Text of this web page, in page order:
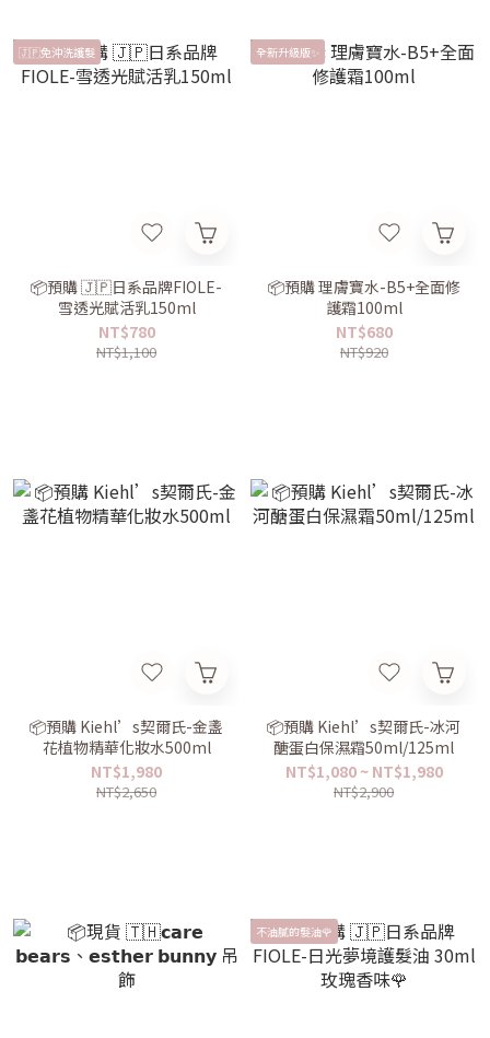
🇯🇵免沖洗護髮
📦預購 🇯🇵日系品牌FIOLE-
雪透光賦活乳150ml
NT$780
NT$1,100
全新升級版✨
📦預購 理膚寶水-B5+全面修
護霜100ml
NT$680
NT$920
📦預購 Kiehl’s契爾氏-金盞
花植物精華化妝水500ml
NT$1,980
NT$2,650
📦預購 Kiehl’s契爾氏-冰河
醣蛋白保濕霜50ml/125ml
NT$1,080 ~ NT$1,980
NT$2,900
不油膩的髮油🌹